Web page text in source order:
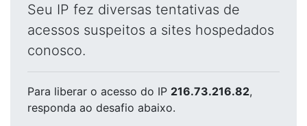
Seu IP fez diversas tentativas de
acessos suspeitos a sites hospedados
conosco.
Para liberar o acesso do IP 216.73.216.82,
responda ao desafio abaixo.